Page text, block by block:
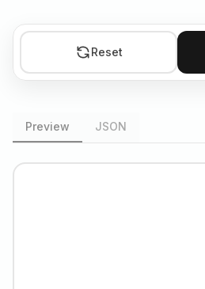
Reset
Preview JSON